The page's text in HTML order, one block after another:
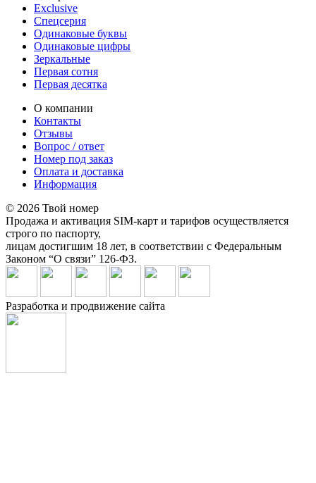
Exclusive
Спецсерия
Одинаковые буквы
Одинаковые цифры
Зеркальные
Первая сотня
Первая десятка
О компании
Контакты
Отзывы
Вопрос / ответ
Номер под заказ
Оплата и доставка
Информация
© 2026 Твой номер
Продажа и активация SIM-карт и тарифов осуществляется
строго по паспорту,
лицам достигшим 18 лет, в соответствии с Федеральным
Законом “О связи” 126-ФЗ.
Разработка и продвижение сайта